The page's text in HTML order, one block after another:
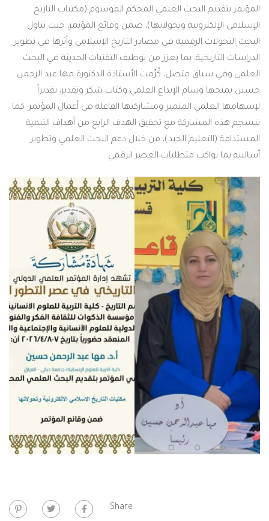
المؤتمر بتقديم البحث العلمي المحكم الموسوم (مكتبات التاريخ
الإسلامي الإلكترونية وتحولاتها)، ضمن وقائع المؤتمر، حيث تناول
البحث التحولات الرقمية في مصادر التاريخ الإسلامي وأثرها في تطوير
الدراسات التاريخية، بما يعزز من توظيف التقنيات الحديثة في البحث
العلمي.وفي سياق متصل، كُرِّمت الأستاذة الدكتورة مها عبد الرحمن
حسين بمنحها وسام الإبداع العلمي وكتاب شكر وتقدير، تقديراً
لإسهامها العلمي المتميز ومشاركتها الفاعلة في أعمال المؤتمر. كما
تنسجم هذه المشاركة مع تحقيق الهدف الرابع من أهداف التنمية
المستدامة (التعليم الجيد)، من خلال دعم البحث العلمي وتطوير
أساليبه بما يواكب متطلبات العصر الرقمي.
Share: